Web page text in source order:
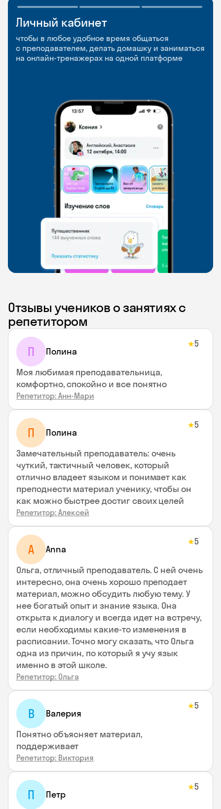
Личный кабинет
чтобы в любое удобное время общаться
с преподавателем, делать домашку и заниматься
на онлайн-тренажерах на одной платформе
Мобильное
приложение
чтобы заниматься и изучать новые слова где
и когда удобно
Разговорные клубы
и Talks
Групповые занятия для разговорной практики
и индивидуальные встречи с преподавателями
Отзывы учеников о занятиях с
репетитором
П Полина
★5
Моя любимая преподавательница,
комфортно, спокойно и все понятно
Репетитор: Анн-Мари
П Полина
★5
Замечательный преподаватель: очень
чуткий, тактичный человек, который
отлично владеет языком и понимает как
преподнести материал ученику, чтобы он
как можно быстрее достиг своих целей
Репетитор: Алексей
A Anna
★5
Ольга, отличный преподаватель. С ней очень
интересно, она очень хорошо преподает
материал, можно обсудить любую тему. У
нее богатый опыт и знание языка. Она
открыта к диалогу и всегда идет на встречу,
если необходимы какие-то изменения в
расписании. Точно могу сказать, что Ольга
одна из причин, по который я учу язык
именно в этой школе.
Репетитор: Ольга
В Валерия
★5
Понятно объясняет материал,
поддерживает
Репетитор: Виктория
П Петр
★5